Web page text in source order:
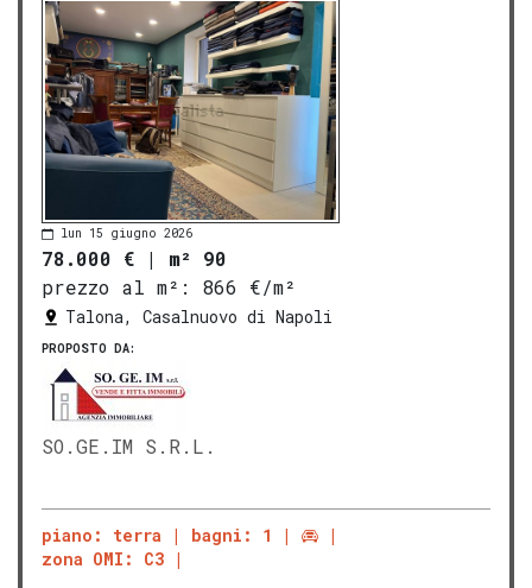
lun 15 giugno 2026
78.000 € | m² 90
prezzo al m²:
866 €/m²
Talona, Casalnuovo di Napoli
PROPOSTO DA:
SO.GE.IM S.R.L.
piano: terra
bagni: 1
zona OMI: C3